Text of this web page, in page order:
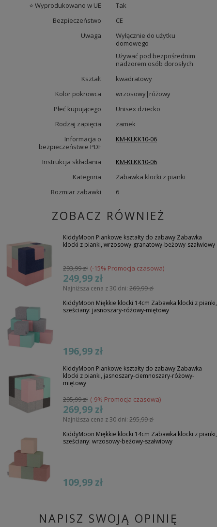
⭐ Wyprodukowano w UE
Tak
Bezpieczeństwo
CE
Uwaga
Wyłącznie do użytku
domowego
Używać pod bezpośrednim
nadzorem osób dorosłych
Kształt
kwadratowy
Kolor pokrowca
wrzosowy|różowy
Płeć kupującego
Unisex dziecko
Rodzaj zapięcia
zamek
Informacja o
bezpieczeństwie PDF
KM-KLKK10-06
Instrukcja składania
KM-KLKK10-06
Kategoria
Zabawka klocki z pianki
Rozmiar zabawki
6
ZOBACZ RÓWNIEŻ
KiddyMoon Piankowe kształty do zabawy Zabawka
klocki z pianki, wrzosowy-granatowy-beżowy-szałwiowy
293,99 zł (-15% Promocja czasowa)
249,99 zł
Najniższa cena z 30 dni: 269,99 zł
KiddyMoon Miękkie klocki 14cm Zabawka klocki z pianki,
sześciany: jasnoszary-różowy-miętowy
196,99 zł
KiddyMoon Piankowe kształty do zabawy Zabawka
klocki z pianki, jasnoszary-ciemnoszary-różowy-
miętowy
295,99 zł (-9% Promocja czasowa)
269,99 zł
Najniższa cena z 30 dni: 295,99 zł
KiddyMoon Miękkie klocki 14cm Zabawka klocki z pianki,
sześciany: wrzosowy-beżowy-szałwiowy
109,99 zł
NAPISZ SWOJĄ OPINIĘ